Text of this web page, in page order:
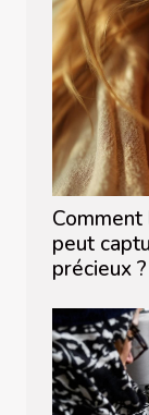
peut
précieux ?